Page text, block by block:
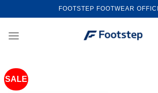
to
content
FOOTSTEP FOOTWEAR
SALE